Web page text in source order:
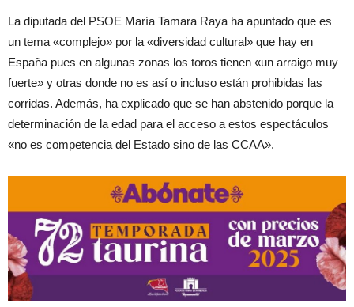
La diputada del PSOE María Tamara Raya ha apuntado que es
un tema «complejo» por la «diversidad cultural» que hay en
España pues en algunas zonas los toros tienen «un arraigo muy
fuerte» y otras donde no es así o incluso están prohibidas las
corridas. Además, ha explicado que se han abstenido porque la
determinación de la edad para el acceso a estos espectáculos
«no es competencia del Estado sino de las CCAA».